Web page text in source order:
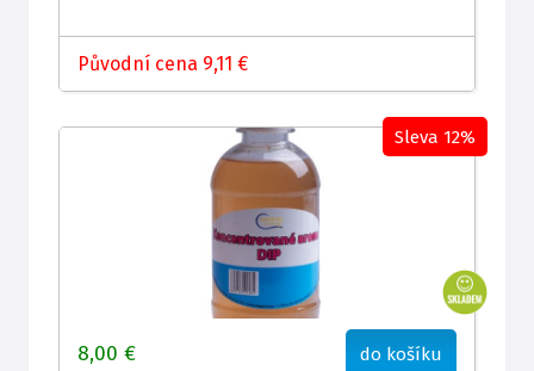
Původní cena 9,11 €
8,00 € do košíku
Sleva 12%